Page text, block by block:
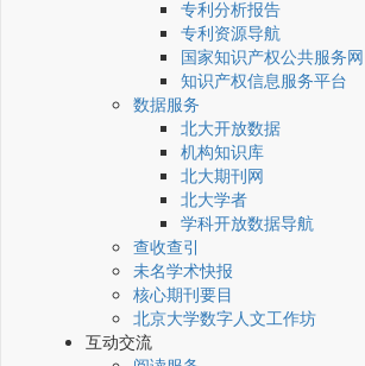
专利分析报告
专利资源导航
国家知识产权公共服务网
知识产权信息服务平台
数据服务
北大开放数据
机构知识库
北大期刊网
北大学者
学科开放数据导航
查收查引
未名学术快报
核心期刊要目
北京大学数字人文工作坊
互动交流